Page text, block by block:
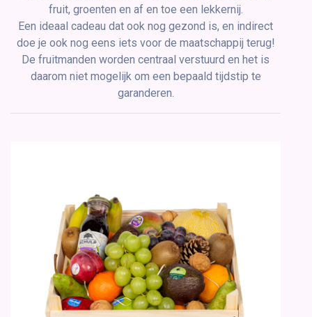
fruit, groenten en af en toe een lekkernij.
Een ideaal cadeau dat ook nog gezond is, en indirect
doe je ook nog eens iets voor de maatschappij terug!
De fruitmanden worden centraal verstuurd en het is
daarom niet mogelijk om een bepaald tijdstip te
garanderen.